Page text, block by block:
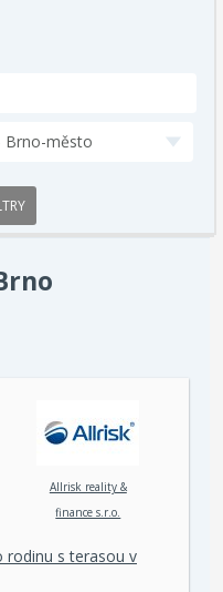
Brno-město
Allrisk reality &
finance s.r.o.
rodinu s terasou v